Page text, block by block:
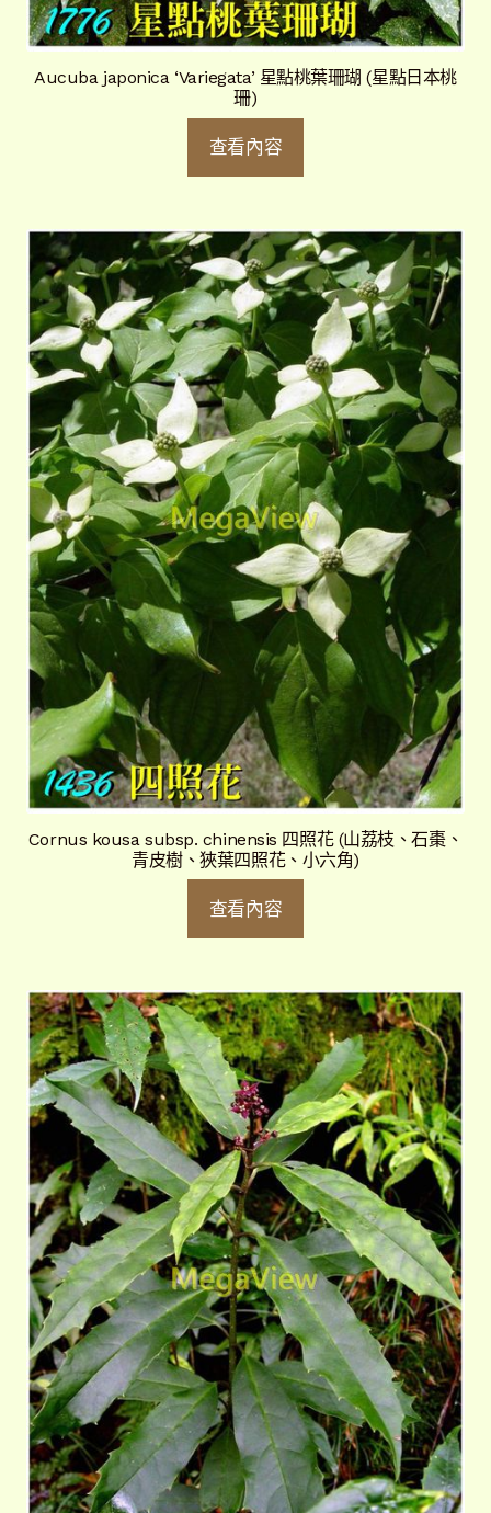
Aucuba japonica ‘Variegata’ 星點桃葉珊瑚 (星點日本桃
珊)
查看內容
Cornus kousa subsp. chinensis 四照花 (山荔枝、石棗、
青皮樹、狹葉四照花、小六角)
查看內容